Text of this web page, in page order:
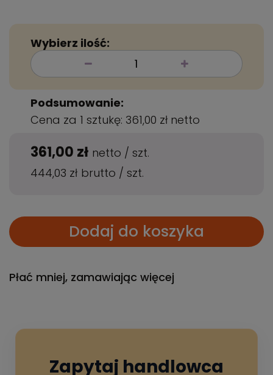
Wybierz ilość:
Podsumowanie:
Cena za 1 sztukę: 361,00 zł netto
361,00 zł netto / szt.
444,03 zł brutto / szt.
Dodaj do koszyka
Płać mniej, zamawiając więcej
Zapytaj handlowca